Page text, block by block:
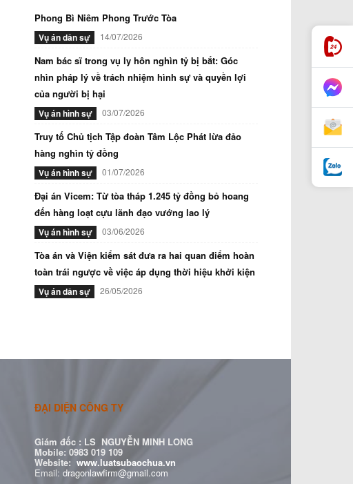
Phong Bì Niêm Phong Trước Tòa
Vụ án dân sự 14/07/2026
Nam bác sĩ trong vụ ly hôn nghìn tỷ bị bắt: Góc
nhìn pháp lý về trách nhiệm hình sự và quyền lợi
của người bị hại
Vụ án hình sự 03/07/2026
Truy tố Chủ tịch Tập đoàn Tâm Lộc Phát lừa đảo
hàng nghìn tỷ đồng
Vụ án hình sự 01/07/2026
Đại án Vicem: Từ tòa tháp 1.245 tỷ đồng bỏ hoang
đến hàng loạt cựu lãnh đạo vướng lao lý
Vụ án hình sự 03/06/2026
Tòa án và Viện kiểm sát đưa ra hai quan điểm hoàn
toàn trái ngược về việc áp dụng thời hiệu khởi kiện
Vụ án dân sự 26/05/2026
ĐẠI DIỆN CÔNG TY
Giám đốc : LS NGUYỄN MINH LONG
Mobile: 0983 019 109
Website: www.luatsubaochua.vn
Email: dragonlawfirm@gmail.com